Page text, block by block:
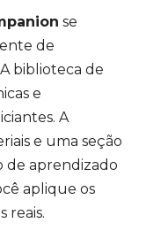
se
de
biblioteca de
e
A
e uma seção
de aprendizado
aplique os
reais.